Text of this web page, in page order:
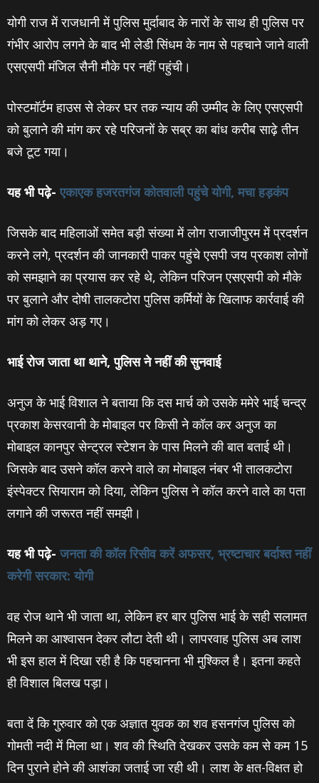
योगी राज में राजधानी में पुलिस मुर्दाबाद के नारों के साथ ही पुलिस पर
गंभीर आरोप लगने के बाद भी लेडी सिंधम के नाम से पहचाने जाने वाली
एसएसपी मंजिल सैनी मौके पर नहीं पहुंची।
पोस्‍टमॉर्टम हाउस से लेकर घर तक न्‍याय की उम्‍मीद के लिए एसएसपी
को बुलाने की मांग कर रहे परिजनों के सब्र का बांध करीब साढ़े तीन
बजे टूट गया।
यह भी पढ़े- एकाएक हजरतगंज कोतवाली पहुंचे योगी, मचा हड़कंप
जिसके बाद महिलाओं समेत बड़ी संख्‍या में लोग राजाजीपुरम में प्रदर्शन
करने लगे, प्रदर्शन की जानकारी पाकर पहुंचे एसपी जय प्रकाश लोगों
को समझाने का प्रयास कर रहे थे, लेकिन परिजन एसएसपी को मौके
पर बुलाने और दोषी तालकटोरा पुलिस कर्मियों के खिलाफ कार्रवाई की
मांग को लेकर अड़ गए।
भाई रोज जाता था थाने, पुलिस ने नहीं की सुनवाई
अनुज के भाई विशाल ने बताया कि दस मार्च को उसके ममेरे भाई चन्‍द्र
प्रकाश केसरवानी के मोबाइल पर किसी ने कॉल कर अनुज का
मोबाइल कानपुर सेन्‍ट्रल स्‍टेशन के पास मिलने की बात बताई थी।
जिसके बाद उसने कॉल करने वाले का मोबाइल नंबर भी तालकटोरा
इंस्‍पेक्‍टर सियाराम को दिया, लेकिन पुलिस ने कॉल करने वाले का पता
लगाने की जरूरत नहीं समझी।
यह भी पढ़े- जनता की कॉल रिसीव करें अफसर, भ्रष्‍टाचार बर्दाश्‍त नहीं
करेगी सरकार: योगी
वह रोज थाने भी जाता था, लेकिन हर बार पुलिस भाई के सही सलामत
मिलने का आश्‍वासन देकर लौटा देती थी। लापरवाह पुलिस अब लाश
भी इस हाल में दिखा रही है कि पहचानना भी मुश्‍किल है। इतना कहते
ही विशाल बिलख पड़ा।
बता दें कि गुरुवार को एक अज्ञात युवक का शव हसनगंज पुलिस को
गोमती नदी में मिला था। शव की स्थिति देखकर उसके कम से कम 15
दिन पुराने होने की आशंका जताई जा रही थी। लाश के क्षत-विक्षत हो